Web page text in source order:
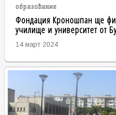
образование
Фондация Кроношпан ще
училище и университет от
14 март 2024